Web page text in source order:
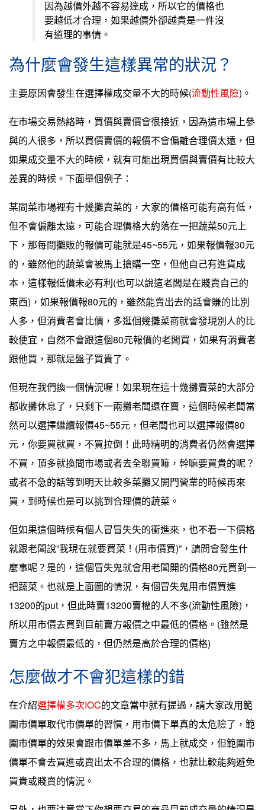
因為越價外越不容易達成，所以它的價格也
要越低才合理，如果越價外卻越貴是一件沒
有道理的事情。
為什麼會發生這樣異常的狀況？
主要原因會發生在選擇權成交量不大的時候(流動性風險)。
在市場交易熱絡時，買價與賣價會很接近，因為這市場上參
與的人很多，所以買價賣價的報價不會偏離合理價太遠，但
如果成交量不大的時候，就有可能出現買價與賣價有比較大
差異的時候。下面舉個例子：
某間菜市場裡有十幾攤賣菜的，大家的價格可能有高有低，
但不會偏離太遠，可能合理價格大約落在一把蔬菜50元上
下，那每間攤販的報價可能就是45~55元，如果報價報30元
的，雖然他的蔬菜會被馬上搶購一空，但他自己有進貨成
本，這樣報低價未必有利(也可以說這老闆是在賤賣自己的
東西)，如果報價報80元的，雖然能賣出去的話會賺的比別
人多，但消費者會比價，多逛個幾攤菜商就會發現別人的比
較便宜，自然不會跟這個80元報價的老闆買，如果有消費者
跟他買，那就是盤子買貴了。
但現在我們換一個情況喔！如果現在這十幾攤賣菜的大部分
都收攤休息了，只剩下一兩攤老闆還在賣，這個時候老闆當
然可以選擇繼續報價45~55元，但老闆也可以選擇報價80
元，你要買就買，不買拉倒！此時精明的消費者仍然會選擇
不買，頂多就換間市場或者去全聯買嘛，幹嘛要買貴的呢？
或者不急的話等到明天比較多菜攤又開門營業的時候再來
買，到時候也是可以挑到合理價的蔬菜。
但如果這個時候有個人冒冒失失的衝進來，也不看一下價格
就跟老闆說”我現在就要買菜！(用市價買)”，請問會發生什
麼事呢？是的，這個冒失鬼就會用老闆開的價格80元買到一
把蔬菜。也就是上面圖的情況，有個冒失鬼用市價買進
13200的put，但此時賣13200賣權的人不多(流動性風險)，
所以用市價去買到目前賣方報價之中最低的價格。(雖然是
賣方之中報價最低的，但仍然是高於合理的價格)
怎麼做才不會犯這樣的錯
在介紹選擇權多次IOC的文章當中就有提過，請大家改用範
圍市價單取代市價單的習慣，用市價下單真的太危險了，範
圍市價單的效果會跟市價單差不多，馬上就成交，但範圍市
價單不會去買進或賣出太不合理的價格，也就比較能夠避免
買貴或賤賣的情況。